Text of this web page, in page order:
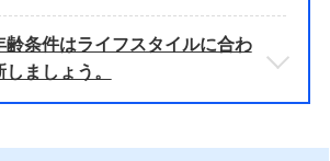
齢条件はライフスタイルに合わ
ましょう。